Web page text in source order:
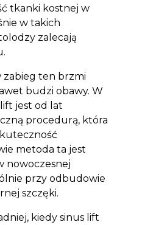
tkanki kostnej w
w takich
zalecają
ten brzmi
budzi obawy. W
jest od lat
procedurą, która
metoda ta jest
nowoczesnej
przy odbudowie
szczęki.
kiedy sinus lift